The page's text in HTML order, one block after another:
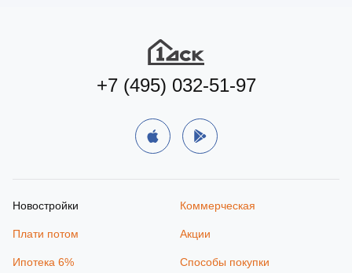
+7 (495) 032-51-97
Новостройки Коммерческая
Плати потом Акции
Ипотека 6% Способы покупки